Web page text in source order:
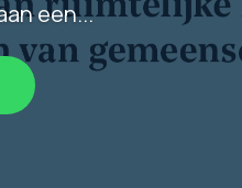
prijs...